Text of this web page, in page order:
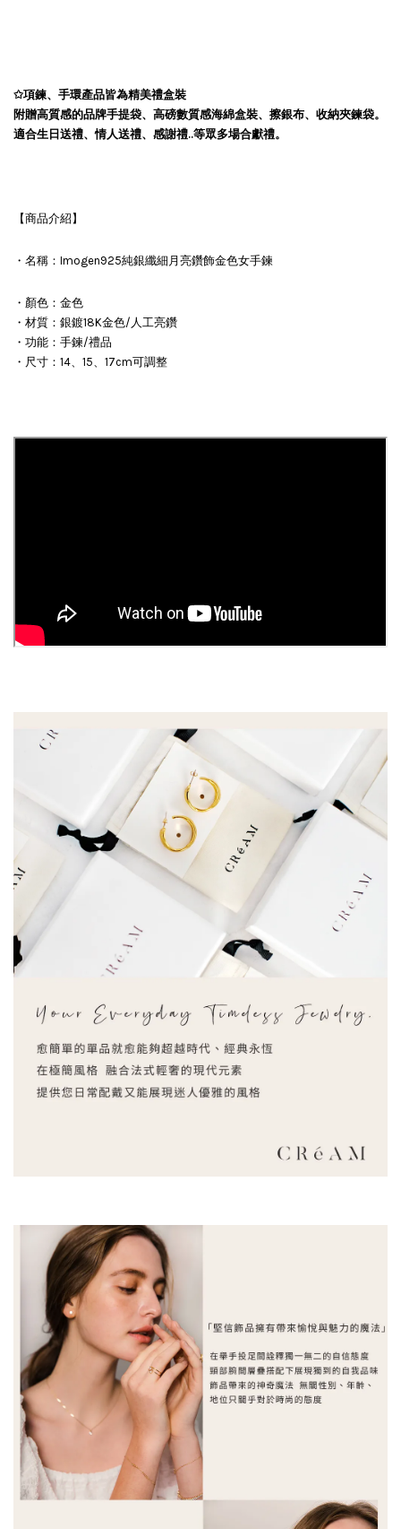
✩項鍊、手環產品皆為精美禮盒裝
附贈高質感的品牌手提袋、高磅數質感海綿盒裝、擦銀布、收納夾鍊袋。
適合生日送禮、情人送禮、感謝禮..等眾多場合獻禮。
【商品介紹】
・名稱：Imogen925純銀纖細月亮鑽飾金色女手鍊
・顏色：金色
・材質：銀鍍18K金色/人工亮鑽
・功能：手鍊/禮品
・尺寸：14、15、17cm可調整